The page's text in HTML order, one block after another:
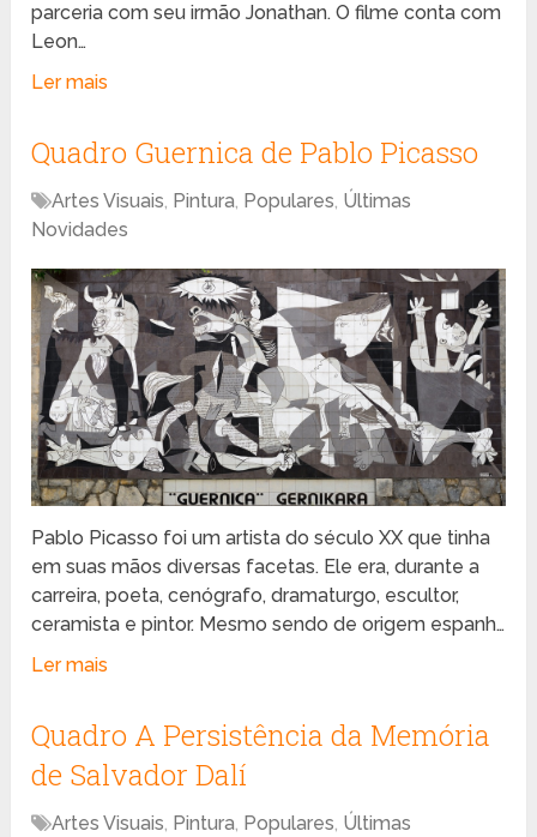
parceria com seu irmão Jonathan. O filme conta com
Leon…
Ler mais
Quadro Guernica de Pablo Picasso
Artes Visuais, Pintura, Populares, Últimas
Novidades
Pablo Picasso foi um artista do século XX que tinha
em suas mãos diversas facetas. Ele era, durante a
carreira, poeta, cenógrafo, dramaturgo, escultor,
ceramista e pintor. Mesmo sendo de origem espanh…
Ler mais
Quadro A Persistência da Memória
de Salvador Dalí
Artes Visuais, Pintura, Populares, Últimas